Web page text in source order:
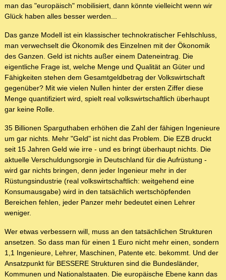
man das "europäisch" mobilisiert, dann könnte vielleicht wenn wir
Glück haben alles besser werden...
Das ganze Modell ist ein klassischer technokratischer Fehlschluss,
man verwechselt die Ökonomik des Einzelnen mit der Ökonomik
des Ganzen. Geld ist nichts außer einem Dateneintrag. Die
eigentliche Frage ist, welche Menge und Qualität an Güter und
Fähigkeiten stehen dem Gesamtgeldbetrag der Volkswirtschaft
gegenüber? Mit wie vielen Nullen hinter der ersten Ziffer diese
Menge quantifiziert wird, spielt real volkswirtschaftlich überhaupt
gar keine Rolle.
35 Billionen Sparguthaben erhöhen die Zahl der fähigen Ingenieure
um gar nichts. Mehr "Geld" ist nicht das Problem. Die EZB druckt
seit 15 Jahren Geld wie irre - und es bringt überhaupt nichts. Die
aktuelle Verschuldungsorgie in Deutschland für die Aufrüstung -
wird gar nichts bringen, denn jeder Ingenieur mehr in der
Rüstungsindustrie (real volkswirtschaftlich: weitgehend eine
Konsumausgabe) wird in den tatsächlich wertschöpfenden
Bereichen fehlen, jeder Panzer mehr bedeutet einen Lehrer
weniger.
Wer etwas verbessern will, muss an den tatsächlichen Strukturen
ansetzen. So dass man für einen 1 Euro nicht mehr einen, sondern
1,1 Ingenieure, Lehrer, Maschinen, Patente etc. bekommt. Und der
Ansatzpunkt für BESSERE Strukturen sind die Bundesländer,
Kommunen und Nationalstaaten. Die europäische Ebene kann das